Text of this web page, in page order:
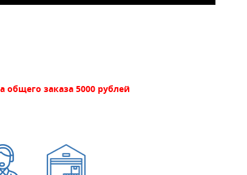
заказа 5000 рублей